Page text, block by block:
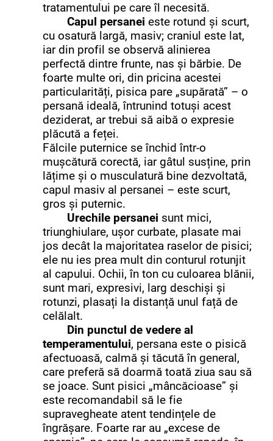
tratamentului pe care îl necesită.
Capul persanei este rotund și scurt,
cu osatură largă, masiv; craniul este lat,
iar din profil se observă alinierea
perfectă dintre frunte, nas și bărbie. De
foarte multe ori, din pricina acestei
particularități, pisica pare „supărată” – o
persană ideală, întrunind totuși acest
deziderat, ar trebui să aibă o expresie
plăcută a feței.
Fălcile puternice se închid într-o
mușcătură corectă, iar gâtul susține, prin
lățime și o musculatură bine dezvoltată,
capul masiv al persanei – este scurt,
gros și puternic.
Urechile persanei sunt mici,
triunghiulare, ușor curbate, plasate mai
jos decât la majoritatea raselor de pisici;
ele nu ies prea mult din conturul rotunjit
al capului. Ochii, în ton cu culoarea blănii,
sunt mari, expresivi, larg deschiși și
rotunzi, plasați la distanță unul față de
celălalt.
Din punctul de vedere al
temperamentului, persana este o pisică
afectuoasă, calmă și tăcută în general,
care preferă să doarmă toată ziua sau să
se joace. Sunt pisici „mâncăcioase” și
este recomandabil să le fie
supravegheate atent tendințele de
îngrășare. Foarte rar au „excese de